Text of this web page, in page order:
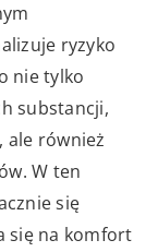
ryzyko
nie tylko
substancji,
ale również
W ten
się
się na komfort